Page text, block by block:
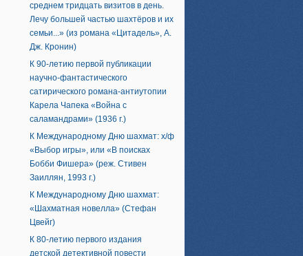
среднем тридцать визитов в день.
Лечу большей частью шахтёров и их
семьи...» (из романа «Цитадель», А.
Дж. Кронин)
К 90-летию первой публикации
научно-фантастического
сатирического романа-антиутопии
Карела Чапека «Война с
саламандрами» (1936 г.)
К Международному Дню шахмат: х/ф
«Выбор игры», или «В поисках
Бобби Фишера» (реж. Стивен
Заиллян, 1993 г.)
К Международному Дню шахмат:
«Шахматная новелла» (Стефан
Цвейг)
К 80-летию первого издания
детской детективной повести